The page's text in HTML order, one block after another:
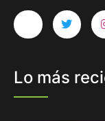
Lo más